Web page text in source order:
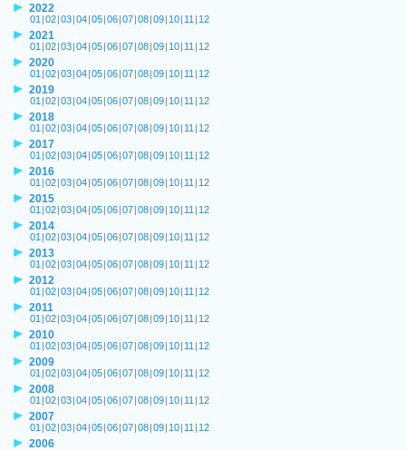
2022
01 |02|03|04|05|06|07|08|09| 10| 11 | 12
2021
01 |02|03|04|05|06|07|08|09| 10| 11 | 12
2020
01 |02|03|04|05|06|07|08|09| 10| 11 | 12
2019
01 |02|03|04|05|06|07|08|09| 10| 11 | 12
2018
01 |02|03|04|05|06|07|08|09| 10| 11 | 12
2017
01 |02|03|04|05|06|07|08|09| 10| 11 | 12
2016
01 |02|03|04|05|06|07|08|09| 10| 11 | 12
2015
01 |02|03|04|05|06|07|08|09| 10| 11 | 12
2014
01 |02|03|04|05|06|07|08|09| 10| 11 | 12
2013
01 |02|03|04|05|06|07|08|09| 10| 11 | 12
2012
01 |02|03|04|05|06|07|08|09| 10| 11 | 12
2011
01 |02|03|04|05|06|07|08|09| 10| 11 | 12
2010
01 |02|03|04|05|06|07|08|09| 10| 11 | 12
2009
01 |02|03|04|05|06|07|08|09| 10| 11 | 12
2008
01 |02|03|04|05|06|07|08|09| 10| 11 | 12
2007
01 |02|03|04|05|06|07|08|09| 10| 11 | 12
2006